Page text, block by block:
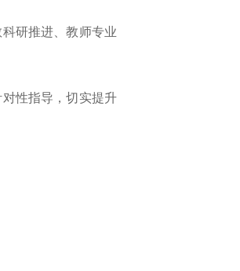
研推进、教师专业
性指导，切实提升